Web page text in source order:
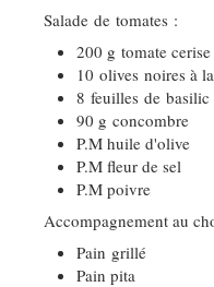
Salade de tomates :
200 g tomate cerise
10 olives noires à
8 feuilles de basilic
90 g concombre
P.M huile d'olive
P.M fleur de sel
P.M poivre
Accompagnement au
Pain grillé
Pain pita